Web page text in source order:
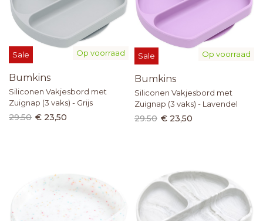
Op voorraad
Sale
Bumkins
Siliconen Vakjesbord met
Zuignap (3 vaks) - Grijs
29.50 € 23,50
Op voorraad
Sale
Bumkins
Siliconen Vakjesbord met
Zuignap (3 vaks) - Lavendel
29.50 € 23,50